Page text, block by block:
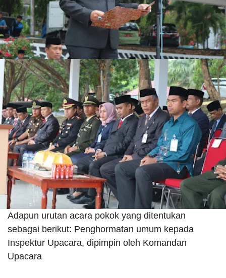
Adapun urutan acara pokok yang ditentukan
sebagai berikut: Penghormatan umum kepada
Inspektur Upacara, dipimpin oleh Komandan
Upacara